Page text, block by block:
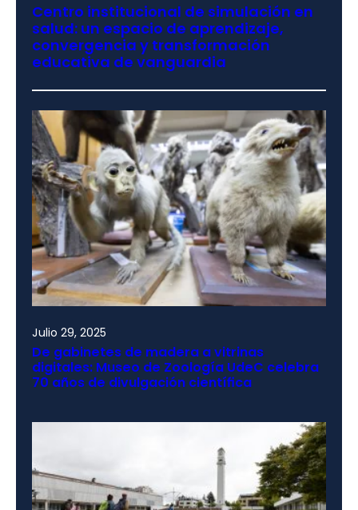
Centro institucional de simulación en
salud: un espacio de aprendizaje,
convergencia y transformación
educativa de vanguardia
Julio 29, 2025
De gabinetes de madera a vitrinas
digitales: Museo de Zoología UdeC celebra
70 años de divulgación científica